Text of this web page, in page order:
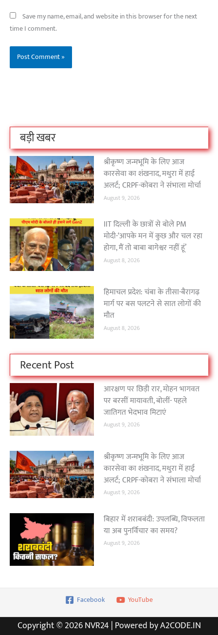
Save my name, email, and website in this browser for the next
time I comment.
बड़ी खबर
श्रीकृष्ण जन्मभूमि के लिए आज
कारसेवा का शंखनाद, मथुरा में हाई
अलर्ट; CRPF-कोबरा ने संभाला मोर्चा
August 9, 2026
IIT दिल्ली के छात्रों से बोले PM
मोदी-‘आपके मन में कुछ और चल रहा
होगा, मैं तो बाबा बागेश्वर नहीं हूं’
August 8, 2026
हिमाचल प्रदेश: चंबा के तीसा-बैरागढ़
मार्ग पर बस पलटने से सात लोगों की
मौत
August 8, 2026
Recent Post
आरक्षण पर छिड़ी रार, मोहन भागवत
पर बरसीं मायावती, बोलीं- पहले
जातिगत भेदभाव मिटाएं
August 9, 2026
श्रीकृष्ण जन्मभूमि के लिए आज
कारसेवा का शंखनाद, मथुरा में हाई
अलर्ट; CRPF-कोबरा ने संभाला मोर्चा
August 9, 2026
बिहार में शराबबंदी: उपलब्धि, विफलता
या अब पुनर्विचार का समय?
August 9, 2026
Facebook YouTube
Copyright © 2026 NVR24 | Powered by A2CODE.IN